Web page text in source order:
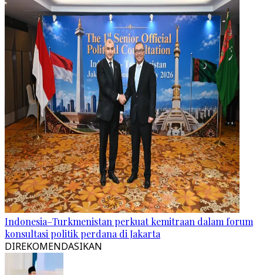
Indonesia–Turkmenistan perkuat kemitraan dalam forum
konsultasi politik perdana di Jakarta
DIREKOMENDASIKAN